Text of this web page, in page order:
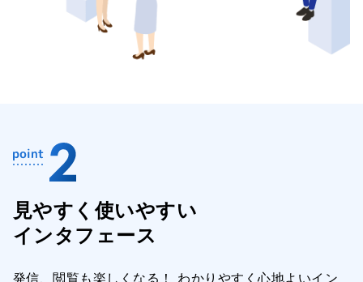
見やすく使いやすい
インタフェース
発信、閲覧も楽しくなる！ わかりやすく心地よいイン